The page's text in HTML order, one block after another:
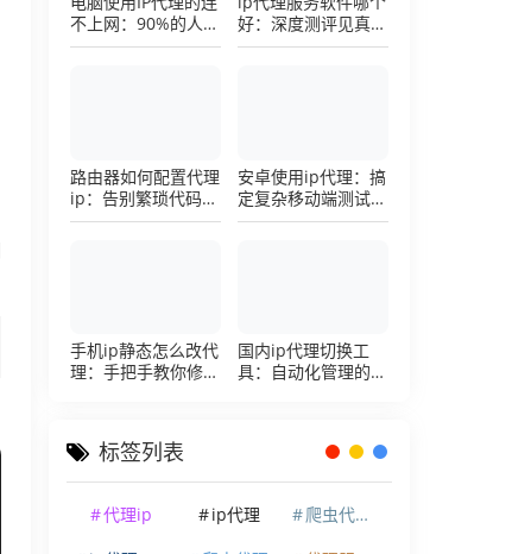
不上网：90%的人踩
过这个坑，一招修复
好：深度测评见真
章，帮你把钱花在刀
路由器如何配置代理
ip：告别繁琐代码，
详解底层配置逻辑
安卓使用ip代理：搞
定复杂移动端测试环
境的超详细配置手册
手机ip静态怎么改代
理：手把手教你修改
国内ip代理切换工
具：自动化管理的效
标签列表
代理ip ip代理
爬虫代理ip